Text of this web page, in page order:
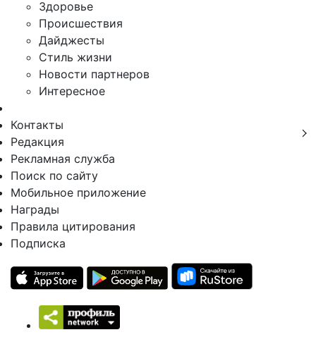
Здоровье
Происшествия
Дайджесты
Стиль жизни
Новости партнеров
Интересное
Контакты
Редакция
Рекламная служба
Поиск по сайту
Мобильное приложение
Награды
Правила цитирования
Подписка